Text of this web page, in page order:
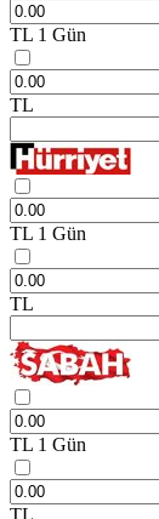
TL 1 Gün
TL
TL 1 Gün
TL
TL 1 Gün
TL